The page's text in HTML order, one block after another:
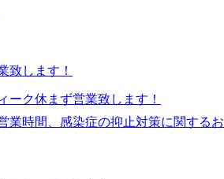
致します！
ーク休まず営業致します！
業時間、感染症の抑止対策に関するお